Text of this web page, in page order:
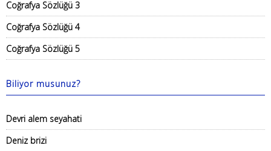
Coğrafya Sözlüğü 3
Coğrafya Sözlüğü 4
Coğrafya Sözlüğü 5
Biliyor musunuz?
Devri alem seyahati
Deniz brizi